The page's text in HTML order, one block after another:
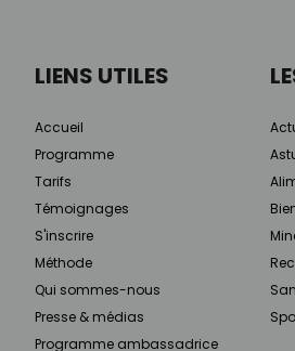
LIENS UTILES
Accueil
Programme
Tarifs
Témoignages
S'inscrire
Méthode
Qui sommes-nous
Presse & médias
Programme ambassadrice